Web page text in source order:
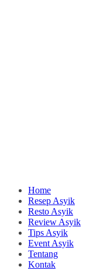
Home
Resep Asyik
Resto Asyik
Review Asyik
Tips Asyik
Event Asyik
Tentang
Kontak